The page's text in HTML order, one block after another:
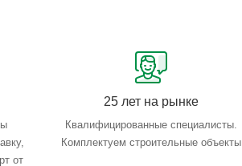
от
25 лет на рынке
Квалифицированные специалисты.
Комплектуем строительные объекты